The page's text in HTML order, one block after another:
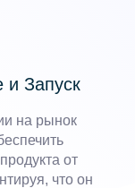
и Запуск
на рынок
от
что он